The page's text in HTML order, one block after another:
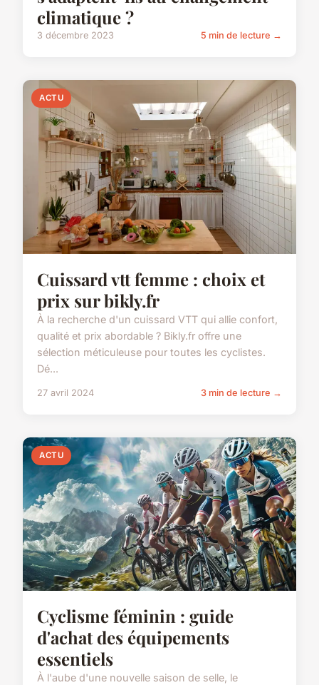
climatique ?
3 décembre 2023 5 min de lecture →
ACTU
Cuissard vtt femme : choix et
prix sur bikly.fr
À la recherche d'un cuissard VTT qui allie confort,
qualité et prix abordable ? Bikly.fr offre une
sélection méticuleuse pour toutes les cyclistes.
Dé...
27 avril 2024 3 min de lecture →
ACTU
Cyclisme féminin : guide
d'achat des équipements
essentiels
À l'aube d'une nouvelle saison de selle, le